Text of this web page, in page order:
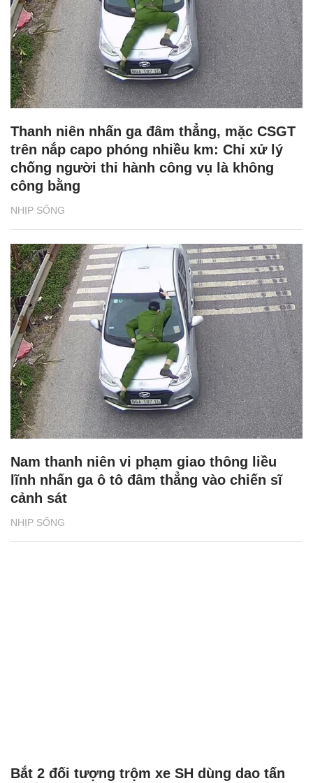
NHỊP SỐNG
Thanh niên nhấn ga đâm thẳng, mặc CSGT
trên nắp capo phóng nhiều km: Chỉ xử lý
chống người thi hành công vụ là không
công bằng
NHỊP SỐNG
Nam thanh niên vi phạm giao thông liều
lĩnh nhấn ga ô tô đâm thẳng vào chiến sĩ
cảnh sát
Bắt 2 đối tượng trộm xe SH dùng dao tấn